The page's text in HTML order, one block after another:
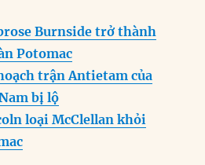
Burnside trở thành
Potomac
trận Antietam của
bị lộ
loại McClellan khỏi